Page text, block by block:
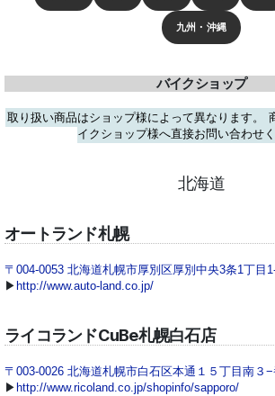
九州・沖縄
バイクショップ
取り扱い商品はショップ様によって異なります。
イクショップ様へ直接お問い合わせく
北海道
オートランド札幌
〒004-0053 北海道札幌市厚別区厚別中央3条1丁目
▶ http://www.auto-land.co.jp/
ライコランドCuBe札幌白石店
〒003-0026 北海道札幌市白石区本通１５丁目南３
▶ http://www.ricoland.co.jp/shopinfo/sapporo/